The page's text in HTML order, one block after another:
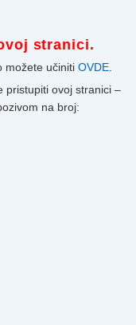
stranici.
možete učiniti OVDE
pristupiti ovoj stranici –
na broj: